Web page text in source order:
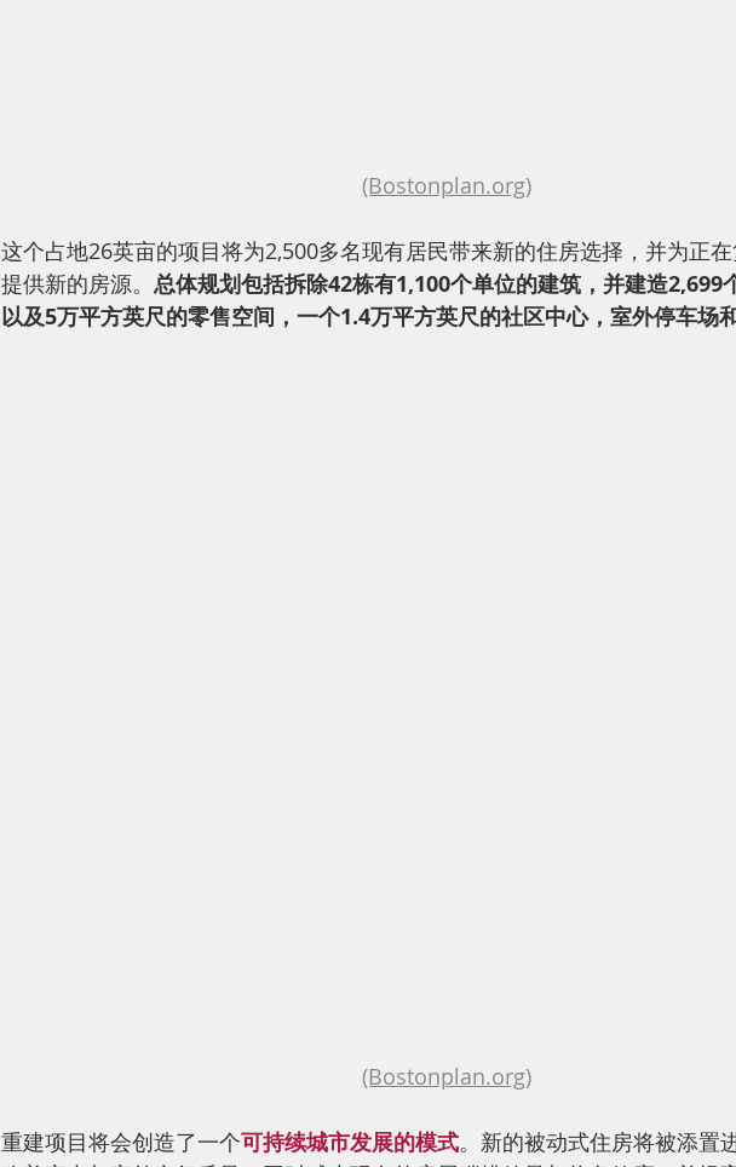
(Bostonplan.org)
这个占地26英亩的项目将为2,500多名现有居民带来新的住房选择，并为正
提供新的房源。 总体规划包括拆除42栋有1,100个单位的建筑，并建造2,699
以及5万平方英尺的零售空间，一个1.4万平方英尺的社区中心，室外停车场
(Bostonplan.org)
重建项目将会创造了一个可持续城市发展的模式。新的被动式住房将被添置